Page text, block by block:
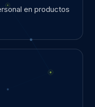
en productos